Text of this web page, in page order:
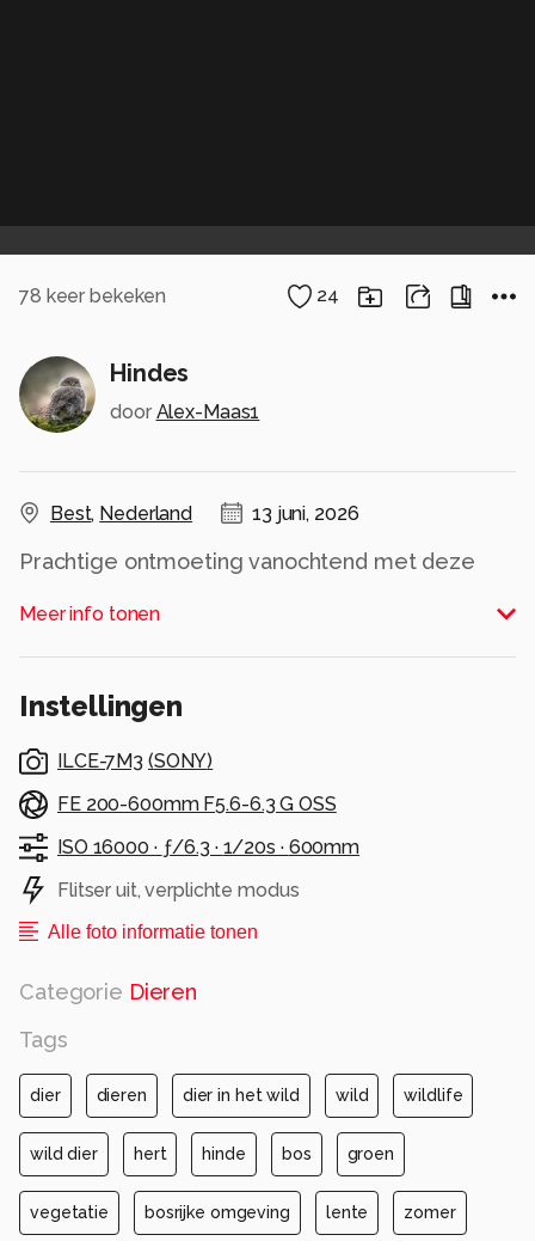
78 keer bekeken 24
Hindes
door Alex-Maas1
Best, Nederland 13 juni, 2026
Prachtige ontmoeting vanochtend met deze
Meer info tonen
Instellingen
ILCE-7M3 (SONY)
FE 200-600mm F5.6-6.3 G OSS
ISO 16000 · ƒ/6.3 · 1/20s · 600mm
Flitser uit, verplichte modus
Alle foto informatie tonen
Categorie Dieren
Tags
dier dieren dier in het wild wild wildlife
wild dier hert hinde bos groen
vegetatie bosrijke omgeving lente zomer